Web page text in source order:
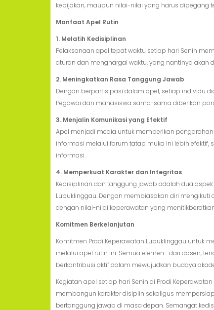
kebijakan, maupun nilai-nilai yang harus dipegang
Manfaat Apel Rutin
1. Melatih Kedisiplinan
Pelaksanaan apel tepat waktu setiap hari Senin
aturan dan menghargai waktu, yang nantinya akan
2. Meningkatkan Rasa Tanggung Jawab
Dengan berpartisipasi dalam apel, setiap individu
Pegawai dan mahasiswa sama-sama diberikan
3. Menjalin Komunikasi yang Efektif
Apel menjadi media untuk memberikan
informasi melalui forum tatap muka ini lebih
informasi.
4. Memperkuat Karakter dan Integritas
Kedisiplinan dan tanggung jawab adalah dua
Lubuklinggau. Dengan membiasakan diri mengikuti
dengan nilai-nilai keperawatan yang
Komitmen Berkelanjutan
Komitmen Prodi Keperawatan Lubuklinggau untuk
melalui apel rutin ini. Semua elemen—dari dosen,
berkontribusi aktif dalam mewujudkan budaya
Kegiatan apel setiap hari Senin di Prodi
membangun karakter disiplin sekaligus
bertanggung jawab di masa depan. Semangat